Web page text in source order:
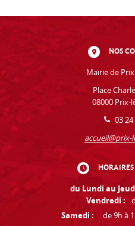
NOS
Mairie de
Place
08000 Prix-
03 24
accueil@prix-
du Lundi au
Vendredi :
Samedi :
de 9h à